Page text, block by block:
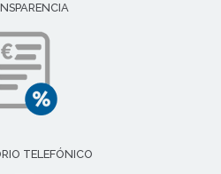
TELEFÓNICO